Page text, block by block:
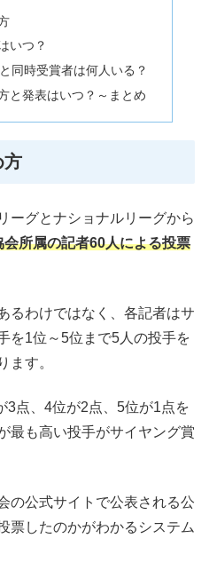
いつ？
同時受賞者は何人いる？
と発表はいつ？～まとめ
方
ーグとナショナルリーグから
所属の記者60人による投票
るわけではなく、各記者はサ
を1位～5位まで5人の投手を
ます。
3点、4位が2点、5位が1点を
最も高い投手がサイヤング賞
の公式サイトで公表される公
票したのかがわかるシステム